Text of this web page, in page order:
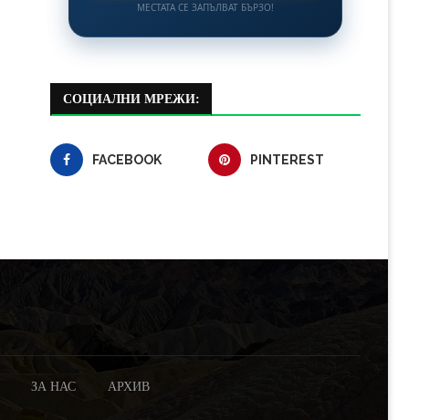
МЕСТАТА СЕ ЗАПЪЛВАТ БЪРЗО!
СОЦИАЛНИ МРЕЖИ:
FACEBOOK PINTEREST
ЗА НАС АРХИВ